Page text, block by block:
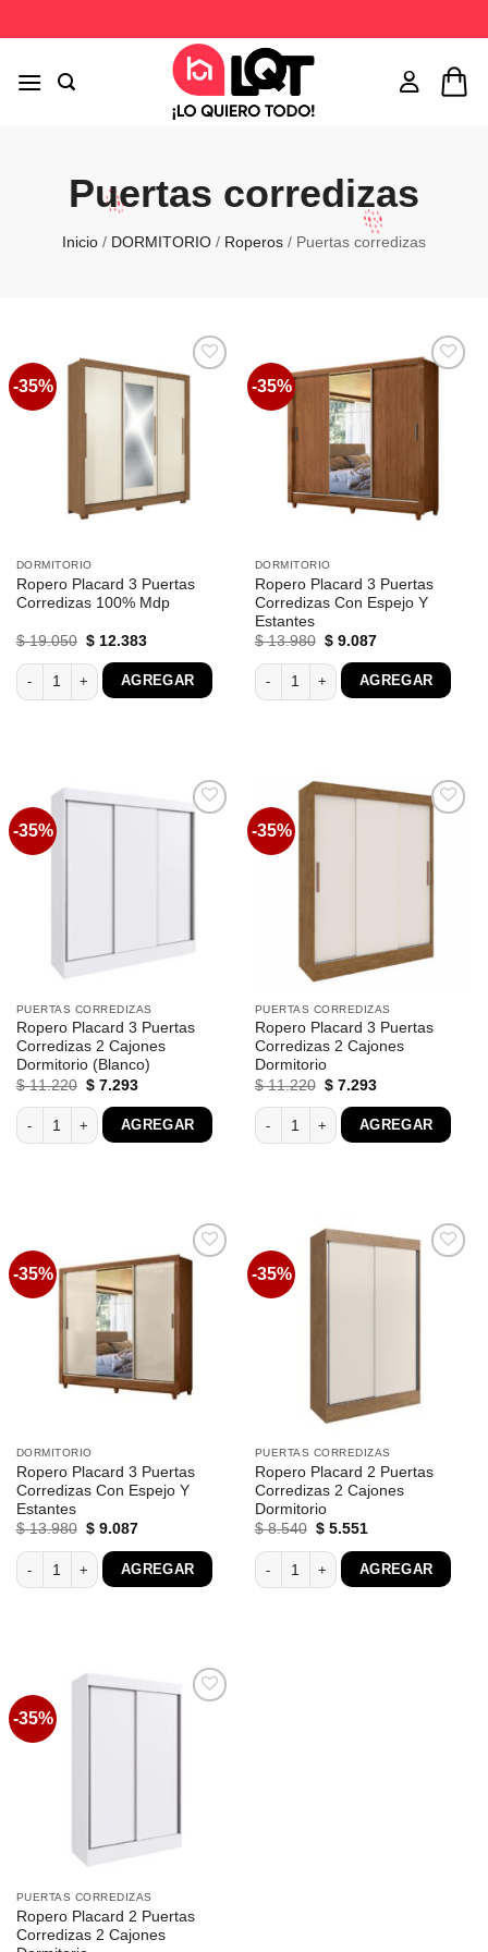
al
Puertas corredizas
Inicio / DORMITORIO / Roperos / Puertas corredizas
-35% Favoritos
DORMITORIO
Ropero Placard 3 Puertas
Corredizas 100% Mdp
$19.050 El
original
era:
$ 19.050.
$12.383El
es:
$ 12.383.
Ropero Placard 3 Puertas Corredizas 100% Mdp cantidad
AGREGAR
-35%
DORMITORIO
Ropero Placard 3 Puertas
Corredizas Con Espejo Y
Estantes
$13.980 El
original
era:
$ 13.980.
$9.087El
es:
$ 9.087.
Ropero Placard 3 Puertas
AGREGAR
-35%
PUERTAS CORREDIZAS
Ropero Placard 3 Puertas
Corredizas 2 Cajones
Dormitorio (Blanco)
$11.220 El
original
era:
$ 11.220.
$7.293El
actual
es:
$ 7.293.
Ropero Placard 3 Puertas Corredizas 2 Cajones Dormitorio (Blanco)
AGREGAR
-35%
PUERTAS CORREDIZAS
Ropero Placard 3 Puertas
Corredizas 2 Cajones
Dormitorio
$11.220 El
original
era:
$ 11.220.
$7.293El
actual
es:
$ 7.293.
Ropero Placard 3 Puertas
AGREGAR
-35%
DORMITORIO
Ropero Placard 3 Puertas
Corredizas Con Espejo Y
Estantes
$13.980 El
original
era:
$ 13.980.
$9.087El
actual
es:
$ 9.087.
Ropero Placard 3 Puertas Corredizas Con Espejo Y Estantes cantidad
AGREGAR
-35%
PUERTAS CORREDIZAS
Ropero Placard 2 Puertas
Corredizas 2 Cajones
Dormitorio
$8.540 El
original
era:
$ 8.540.
$5.551El
actual
es:
$ 5.551.
Ropero Placard 2 Puertas
AGREGAR
-35%
PUERTAS CORREDIZAS
Ropero Placard 2 Puertas
Corredizas 2 Cajones